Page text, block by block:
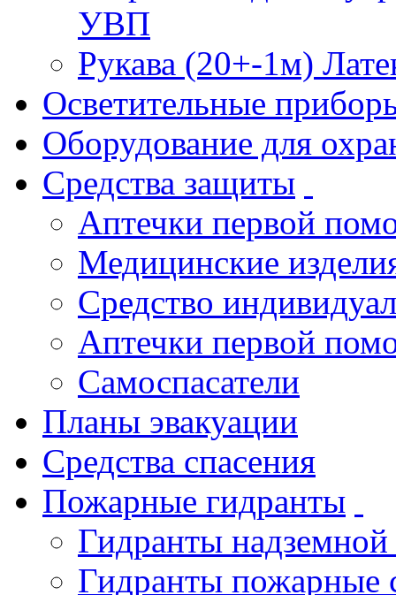
УВП
Рукава (20+-1м)
Осветительные
Оборудование для
Средства защиты
Аптечки первой
Медицинские
Средство
Аптечки первой
Самоспасатели
Планы эвакуации
Средства спасения
Пожарные гидранты
Гидранты
Гидранты пожарные